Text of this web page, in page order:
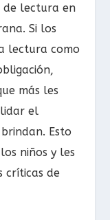
de lectura en
Si los
lectura como
más les
el
Esto
niños y les
críticas de